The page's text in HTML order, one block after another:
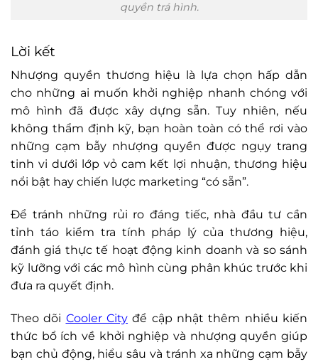
quyền trá hình.
Lời kết
Nhượng quyền thương hiệu là lựa chọn hấp dẫn
cho những ai muốn khởi nghiệp nhanh chóng với
mô hình đã được xây dựng sẵn. Tuy nhiên, nếu
không thẩm định kỹ, bạn hoàn toàn có thể rơi vào
những cạm bẫy nhượng quyền được ngụy trang
tinh vi dưới lớp vỏ cam kết lợi nhuận, thương hiệu
nổi bật hay chiến lược marketing “có sẵn”.
Để tránh những rủi ro đáng tiếc, nhà đầu tư cần
tỉnh táo kiểm tra tính pháp lý của thương hiệu,
đánh giá thực tế hoạt động kinh doanh và so sánh
kỹ lưỡng với các mô hình cùng phân khúc trước khi
đưa ra quyết định.
Theo dõi Cooler City để cập nhật thêm nhiều kiến
thức bổ ích về khởi nghiệp và nhượng quyền giúp
bạn chủ động, hiểu sâu và tránh xa những cạm bẫy